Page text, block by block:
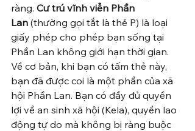
ràng. Cư trú vĩnh viễn Phần
Lan (thường gọi tắt là thẻ P) là loại
giấy phép cho phép bạn sống tại
Phần Lan không giới hạn thời gian.
Về cơ bản, khi bạn có tấm thẻ này,
bạn đã được coi là một phần của xã
hội Phần Lan. Bạn có đầy đủ quyền
lợi về an sinh xã hội (Kela), quyền lao
động tự do mà không bị ràng buộc